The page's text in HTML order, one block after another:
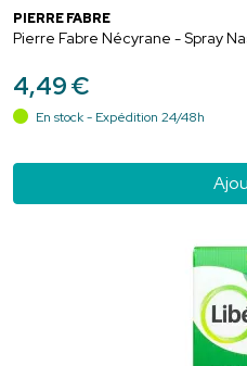
PIERRE FABRE
Pierre Fabre Nécyrane - Spray
4,49€
En stock - Expédition 24/48h